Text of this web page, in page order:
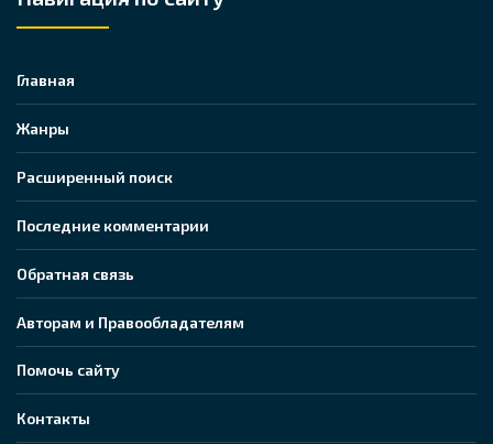
Главная
Жанры
Расширенный поиск
Последние комментарии
Обратная связь
Авторам и Правообладателям
Помочь сайту
Контакты